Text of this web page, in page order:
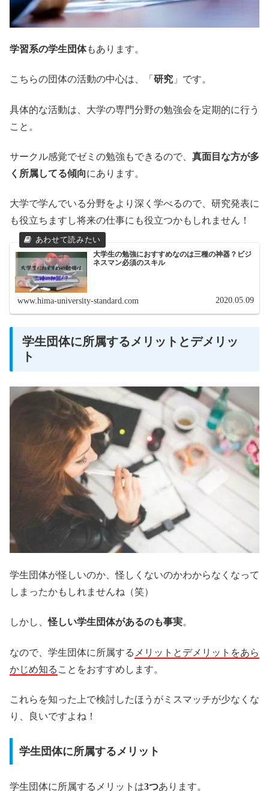
学習系の学生団体もあります。
こちらの団体の活動の中心は、「 研究 」です。
具体的な活動は、大学の専門分野の勉強会を定期的に行う
こと。
サークル感覚でゼミの勉強もできるので、 真面目な方が多
く所属してる傾向にあります。
大学で学んでいる分野をより深く学べるので、研究発表に
も役立ちますし将来の仕事にも役立つかもしれません！
大学生の勉強におすすめなのは三種の神器？ビジ
ネスマン必須のスキル
www.hima-university-standard.com 2020.05.09
学生団体に所属するメリットとデメリッ
ト
学生団体が怪しいのか、怪しくないのかわからなくなって
しまったかもしれませんね（笑）
しかし、怪しい学生団体があるのも事実。
なので、学生団体に所属する メリットとデメリットをあら
かじめ知る ことをおすすめします。
これらを知った上で検討したほうがミスマッチが少なくな
り、良いですよね！
学生団体に所属するメリット
学生団体に所属するメリットは3つあります。